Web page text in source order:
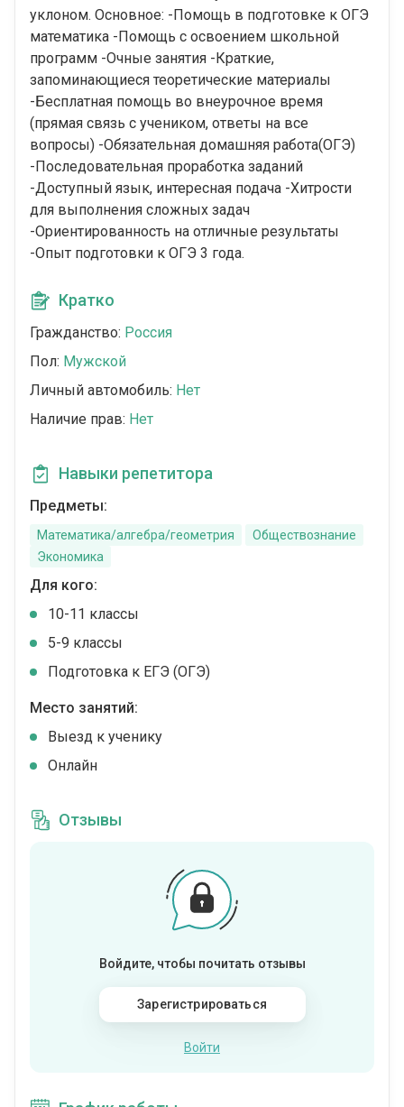
уклоном. Основное: -Помощь в подготовке к ОГЭ
математика -Помощь с освоением школьной
программ -Очные занятия -Краткие,
запоминающиеся теоретические материалы
-Бесплатная помощь во внеурочное время
(прямая связь с учеником, ответы на все
вопросы) -Обязательная домашняя работа(ОГЭ)
-Последовательная проработка заданий
-Доступный язык, интересная подача -Хитрости
для выполнения сложных задач
-Ориентированность на отличные результаты
-Опыт подготовки к ОГЭ 3 года.
Кратко
Гражданство: Россия
Пол: Мужской
Личный автомобиль: Нет
Наличие прав: Нет
Навыки репетитора
Предметы:
Математика/алгебра/геометрия
Обществознание
Экономика
Для кого:
10-11 классы
5-9 классы
Подготовка к ЕГЭ (ОГЭ)
Место занятий:
Выезд к ученику
Онлайн
Отзывы
Войдите, чтобы почитать отзывы
Зарегистрироваться
Войти